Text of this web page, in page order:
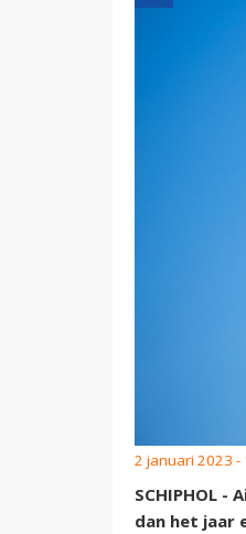
2 januari 2023 -
SCHIPHOL -
dan het jaar